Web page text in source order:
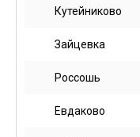
Кутейниково
Зайцевка
Россошь
Евдаково